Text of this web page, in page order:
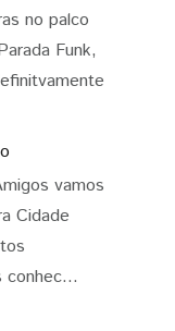
no palco
Funk,
vamos
Cidade
conhec...